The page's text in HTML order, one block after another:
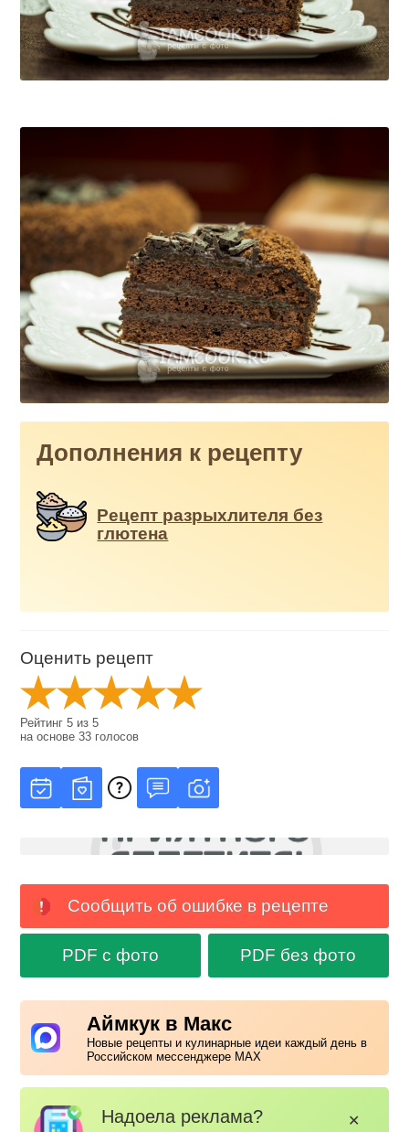
Дополнения к рецепту
Рецепт разрыхлителя без
глютена
Оценить рецепт
Рейтинг5 из5
на основе33 голосов
Сообщить об ошибке в рецепте
PDF с фото PDF без фото
Аймкук в Макс
Новые рецепты и кулинарные идеи каждый день в
Российском мессенджере MAX
Надоела реклама? ✕